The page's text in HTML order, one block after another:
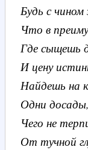
Будь с
Что в
Где сыщешь
И цену
Найдешь на
Одни
Чего не
От тучной